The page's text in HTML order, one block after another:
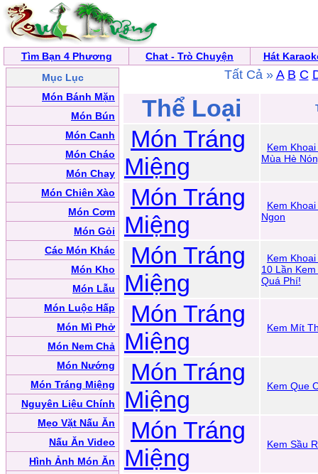
Tìm Bạn 4 Phương Chat - Trò Chuyện
Hát
Mục Lục
Món Bánh Mặn
Món Bún
Món Canh
Món Cháo
Món Chay
Món Chiên Xào
Món Cơm
Món Gỏi
Các Món Khác
Món Kho
Món Lẫu
Món Luộc Hấp
Món Mì Phở
Món Nem Chả
Món Nướng
Món Tráng Miệng
Nguyên Liệu Chính
Mẹo Vặt Nấu Ăn
Nấu Ăn Video
Hình Ảnh Món Ăn
Tất Cả » A B C
Thể Loại
Món Tráng
Miệng
Kem
Mùa Hè
Món Tráng
Miệng
Kem
Ngon
Món Tráng
Miệng
Kem
10 Lần
Quá Phí!
Món Tráng
Miệng
Kem Mít
Món Tráng
Miệng
Kem Que
Món Tráng
Miệng
Kem Sầu